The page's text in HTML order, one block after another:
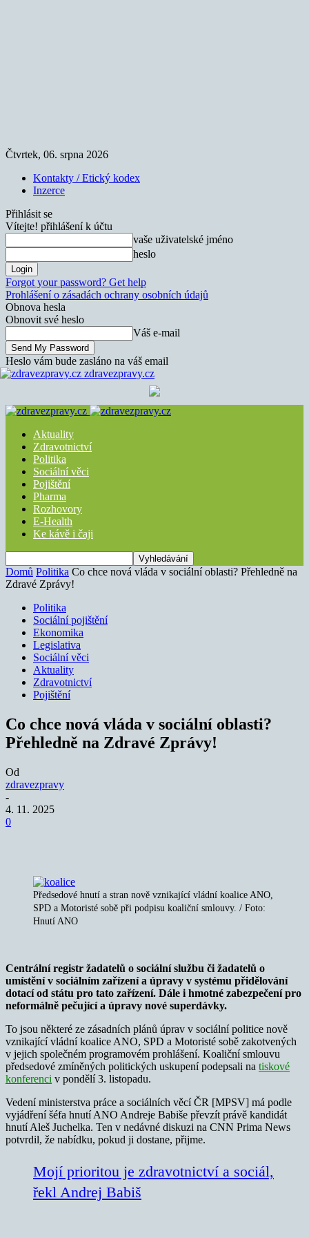
Čtvrtek, 06. srpna 2026
Kontakty / Etický kodex
Inzerce
Přihlásit se
Vítejte! přihlášení k účtu
vaše uživatelské jméno
heslo
Forgot your password? Get help
Prohlášení o zásadách ochrany osobních údajů
Obnova hesla
Obnovit své heslo
Váš e-mail
Heslo vám bude zasláno na váš email
zdravezpravy.cz
Aktuality
Zdravotnictví
Politika
Sociální věci
Pojištění
Pharma
Rozhovory
E-Health
Ke kávě i čaji
Domů Politika Co chce nová vláda v sociální oblasti? Přehledně na
Zdravé Zprávy!
Politika
Sociální pojištění
Ekonomika
Legislativa
Sociální věci
Aktuality
Zdravotnictví
Pojištění
Co chce nová vláda v sociální oblasti?
Přehledně na Zdravé Zprávy!
Od
zdravezpravy
-
4. 11. 2025
0
Předsedové hnutí a stran nově vznikající vládní koalice ANO,
SPD a Motoristé sobě při podpisu koaliční smlouvy. / Foto:
Hnutí ANO
Centrální registr žadatelů o sociální službu či žadatelů o
umístění v sociálním zařízení a úpravy v systému přidělování
dotací od státu pro tato zařízení. Dále i hmotné zabezpečení pro
neformálně pečující a úpravy nové superdávky.
To jsou některé ze zásadních plánů úprav v sociální politice nově
vznikající vládní koalice ANO, SPD a Motoristé sobě zakotvených
v jejich společném programovém prohlášení. Koaliční smlouvu
předsedové zmíněných politických uskupení podepsali na tiskové
konferenci v pondělí 3. listopadu.
Vedení ministerstva práce a sociálních věcí ČR [MPSV] má podle
vyjádření šéfa hnutí ANO Andreje Babiše převzít právě kandidát
hnutí Aleš Juchelka. Ten v nedávné diskuzi na CNN Prima News
potvrdil, že nabídku, pokud ji dostane, přijme.
Mojí prioritou je zdravotnictví a sociál,
řekl Andrej Babiš